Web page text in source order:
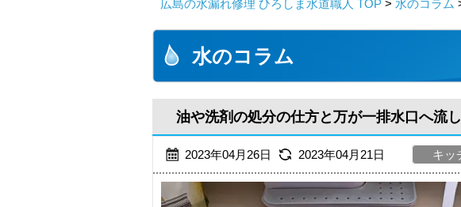
広島の水漏れ修理 ひろしま水道職人 TOP > 水のコラム
水のコラム
油や洗剤の処分の仕方と万が一排水口へ流
2023年04月26日 2023年04月21日 キッ